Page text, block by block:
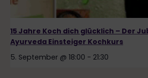
15 Jahre Koch dich glücklich – Der
Ayurveda Einsteiger Kochkurs
5. September @ 18:00 - 21:30